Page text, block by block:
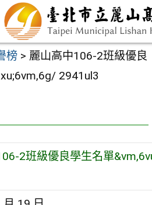
榜 > 麗山高中106-2班級優良
2941ul3
2班級優良學生名單